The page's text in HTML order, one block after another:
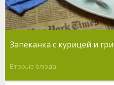
Запеканка с курицей и
Вторые блюда